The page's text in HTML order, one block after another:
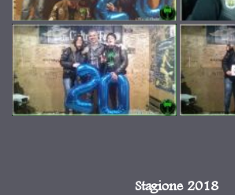
Stagione 2018